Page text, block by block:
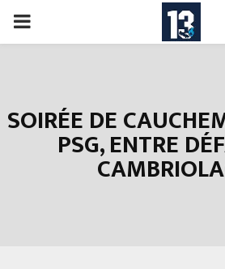
PRIMARY
SOIRÉE DE
PSG, ENTRE